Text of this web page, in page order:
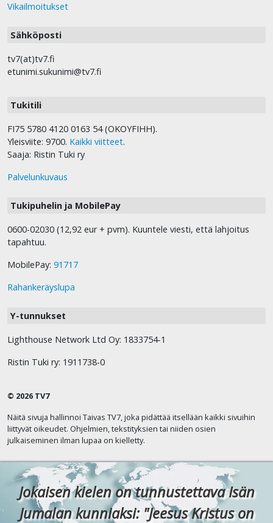
Vikailmoitukset
Sähköposti
tv7(at)tv7.fi
etunimi.sukunimi@tv7.fi
Tukitili
FI75 5780 4120 0163 54 (OKOYFIHH).
Yleisviite: 9700. Kaikki viitteet.
Saaja: Ristin Tuki ry
Palvelunkuvaus
Tukipuhelin ja MobilePay
0600-02030 (12,92 eur + pvm). Kuuntele viesti, että lahjoitus
tapahtuu.
MobilePay: 91717
Rahankeräyslupa
Y-tunnukset
Lighthouse Network Ltd Oy: 1833754-1
Ristin Tuki ry: 1911738-0
© 2026 TV7
Näitä sivuja hallinnoi Taivas TV7, joka pidättää itsellään kaikki sivuihin
liittyvät oikeudet. Ohjelmien, tekstityksien tai niiden osien
julkaiseminen ilman lupaa on kielletty.
Jokaisen kielen on tunnustettava Isän
Jumalan kunniaksi: "Jeesus Kristus on